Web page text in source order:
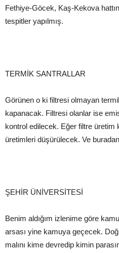
Fethiye-Göcek, Kaş-Kekova
tespitler yapılmış.
TERMİK SANTRALLAR
Görünen o ki filtresi olmayan
kapanacak. Filtresi olanlar ise
kontrol edilecek. Eğer filtre
üretimleri düşürülecek. Ve
ŞEHİR ÜNİVERSİTESİ
Benim aldığım izlenime göre
arsası yine kamuya geçecek.
malını kime devredip kimin